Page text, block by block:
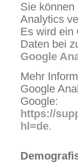
Sie
Analytics
Es wird ein
Daten bei
Google
Mehr
Google
Google:
https://
hl=de.